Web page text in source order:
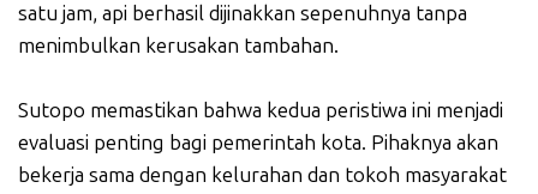
satu jam, api berhasil dijinakkan sepenuhnya tanpa
menimbulkan kerusakan tambahan.
Sutopo memastikan bahwa kedua peristiwa ini menjadi
evaluasi penting bagi pemerintah kota. Pihaknya akan
bekerja sama dengan kelurahan dan tokoh masyarakat